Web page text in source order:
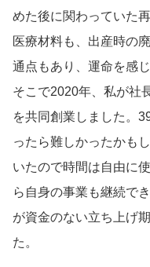
めた後に関わっていた
医療材料も、出産時の
通点もあり、運命を感じ
そこで2020年、私が社
を共同創業しました。
ったら難しかったかも
いたので時間は自由に
ら自身の事業も継続で
が資金のない立ち上げ
た。